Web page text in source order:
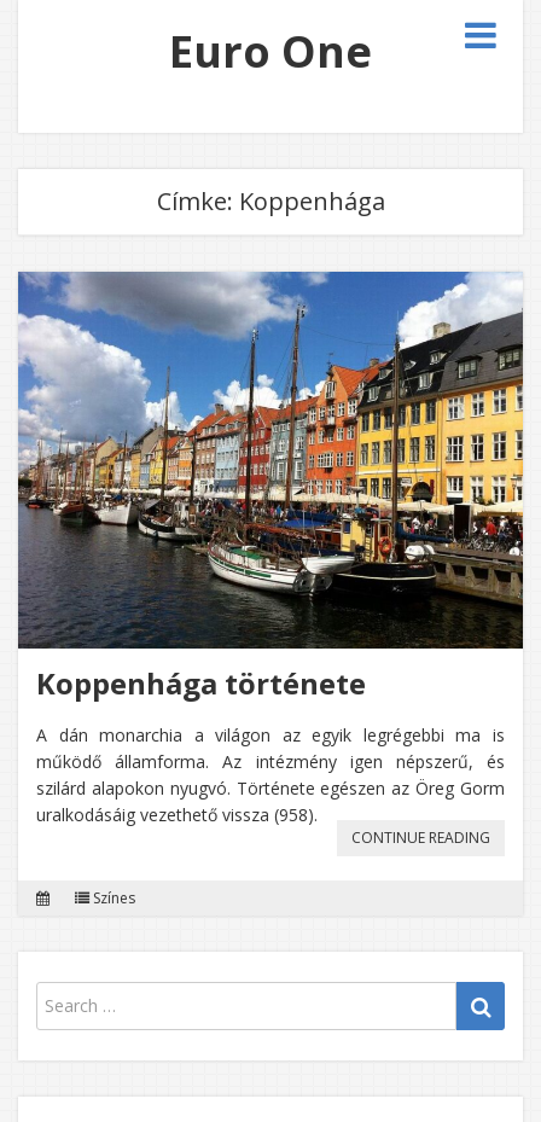
Euro One
Címke: Koppenhága
Koppenhága története
A dán monarchia a világon az egyik legrégebbi ma is
működő államforma. Az intézmény igen népszerű, és
szilárd alapokon nyugvó. Története egészen az Öreg Gorm
uralkodásáig vezethető vissza (958).
CONTINUE READING
Színes